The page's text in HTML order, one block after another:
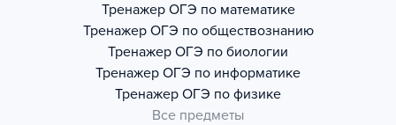
Тренажер ОГЭ по математике
Тренажер ОГЭ по обществознанию
Тренажер ОГЭ по биологии
Тренажер ОГЭ по информатике
Тренажер ОГЭ по физике
Все предметы